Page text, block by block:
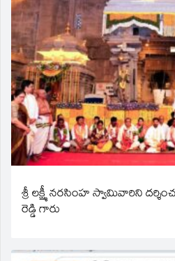
శ్రీ లక్ష్మీ నరసింహ స్వామివారిని
రెడ్డి గారు